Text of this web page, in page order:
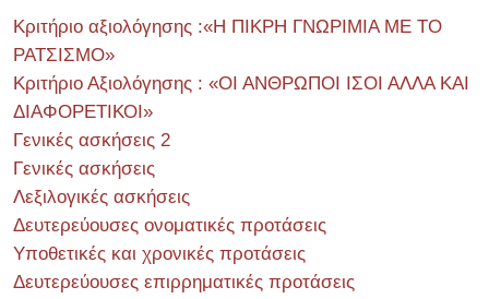
Κριτήριο αξιολόγησης :«Η ΠΙΚΡΗ ΓΝΩΡΙΜΙΑ ΜΕ ΤΟ
ΡΑΤΣΙΣΜΟ»
Κριτήριο Αξιολόγησης : «ΟΙ ΑΝΘΡΩΠΟΙ ΙΣΟΙ ΑΛΛΑ ΚΑΙ
ΔΙΑΦΟΡΕΤΙΚΟΙ»
Γενικές ασκήσεις 2
Γενικές ασκήσεις
Λεξιλογικές ασκήσεις
Δευτερεύουσες ονοματικές προτάσεις
Υποθετικές και χρονικές προτάσεις
Δευτερεύουσες επιρρηματικές προτάσεις